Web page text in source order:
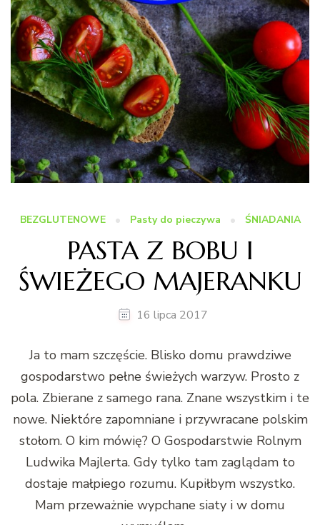
BEZGLUTENOWE Pasty do pieczywa ŚNIADANIA
PASTA Z BOBU I
ŚWIEŻEGO MAJERANKU
16 lipca 2017
Ja to mam szczęście. Blisko domu prawdziwe
gospodarstwo pełne świeżych warzyw. Prosto z
pola. Zbierane z samego rana. Znane wszystkim i te
nowe. Niektóre zapomniane i przywracane polskim
stołom. O kim mówię? O Gospodarstwie Rolnym
Ludwika Majlerta. Gdy tylko tam zaglądam to
dostaje małpiego rozumu. Kupiłbym wszystko.
Mam przeważnie wypchane siaty i w domu